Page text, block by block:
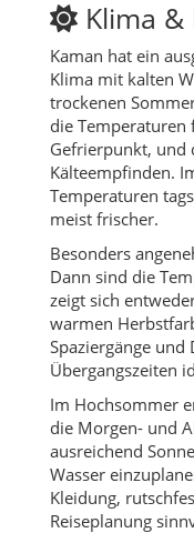
Klima &
Kaman hat ein
Klima mit kalten
trockenen
die Temperaturen
Gefrierpunkt, und
Kälteempfinden.
Temperaturen
meist frischer.
Besonders
Dann sind die
zeigt sich
warmen
Spaziergänge und
Übergangszeiten
Im Hochsommer
die Morgen- und
ausreichend
Wasser
Kleidung,
Reiseplanung